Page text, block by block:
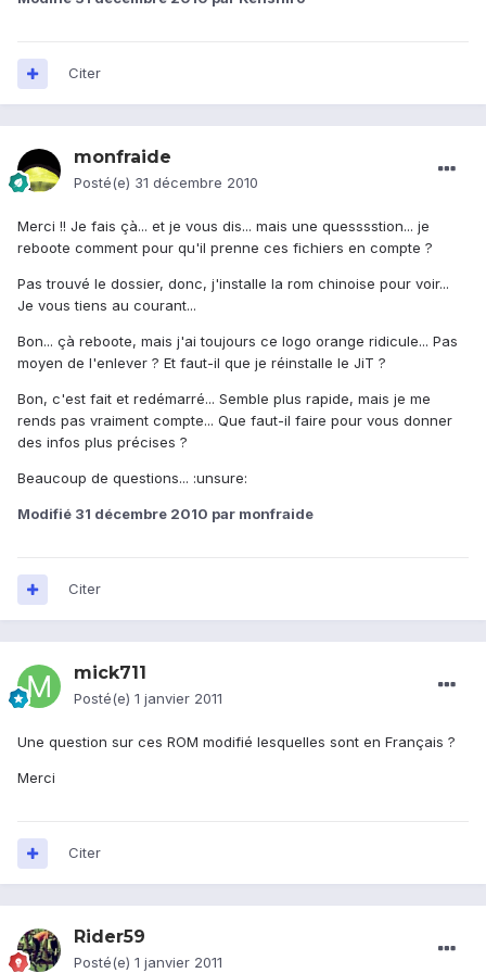
Citer
monfraide
Posté(e) 31 décembre 2010
Merci !! Je fais çà... et je vous dis... mais une quesssstion... je
reboote comment pour qu'il prenne ces fichiers en compte ?
Pas trouvé le dossier, donc, j'installe la rom chinoise pour voir...
Je vous tiens au courant...
Bon... çà reboote, mais j'ai toujours ce logo orange ridicule... Pas
moyen de l'enlever ? Et faut-il que je réinstalle le JiT ?
Bon, c'est fait et redémarré... Semble plus rapide, mais je me
rends pas vraiment compte... Que faut-il faire pour vous donner
des infos plus précises ?
Beaucoup de questions... :unsure:
Modifié 31 décembre 2010 par monfraide
Citer
mick711
Posté(e) 1 janvier 2011
Une question sur ces ROM modifié lesquelles sont en Français ?
Merci
Citer
Rider59
Posté(e) 1 janvier 2011